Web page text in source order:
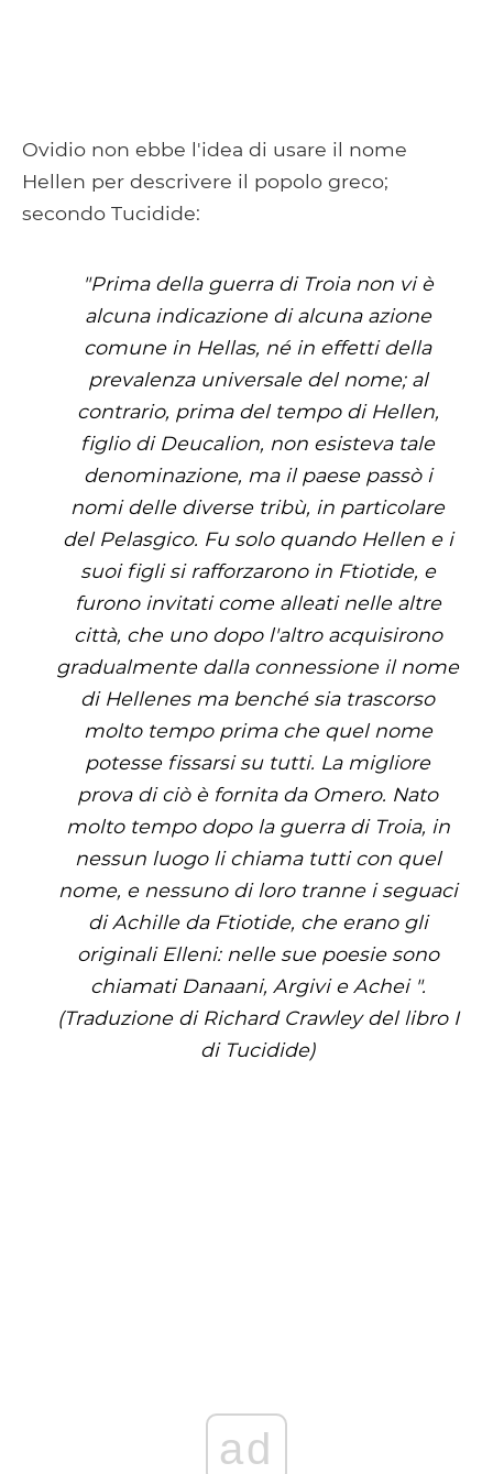
Ovidio non ebbe l'idea di usare il nome
Hellen per descrivere il popolo greco;
secondo Tucidide:
"Prima della guerra di Troia non vi è
alcuna indicazione di alcuna azione
comune in Hellas, né in effetti della
prevalenza universale del nome; al
contrario, prima del tempo di Hellen,
figlio di Deucalion, non esisteva tale
denominazione, ma il paese passò i
nomi delle diverse tribù, in particolare
del Pelasgico. Fu solo quando Hellen e i
suoi figli si rafforzarono in Ftiotide, e
furono invitati come alleati nelle altre
città, che uno dopo l'altro acquisirono
gradualmente dalla connessione il nome
di Hellenes ma benché sia ​​trascorso
molto tempo prima che quel nome
potesse fissarsi su tutti. La migliore
prova di ciò è fornita da Omero. Nato
molto tempo dopo la guerra di Troia, in
nessun luogo li chiama tutti con quel
nome, e nessuno di loro tranne i seguaci
di Achille da Ftiotide, che erano gli
originali Elleni: nelle sue poesie sono
chiamati Danaani, Argivi e Achei ".
(Traduzione di Richard Crawley del libro I
di Tucidide)
ad